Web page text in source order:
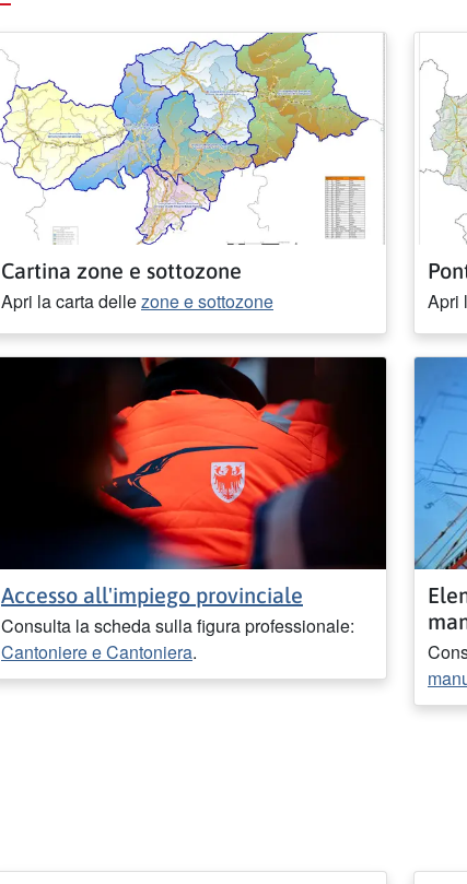
Cartina zone e sottozone
Apri la carta dellezone e sottozone
Apri
Accesso all'impiego provinciale
Consulta la scheda sulla figura professionale:
Cantoniere e Cantoniera.